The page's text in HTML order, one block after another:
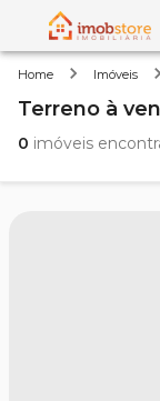
Home Imóveis
Terreno à
0 imóveis